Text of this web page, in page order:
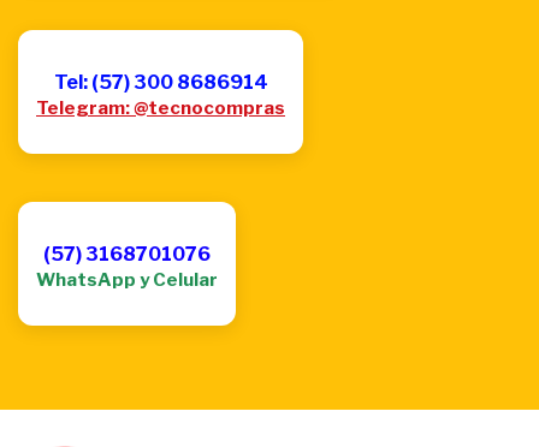
Tel: (57) 300 8686914
Telegram: @tecnocompras
(57) 3168701076
WhatsApp y Celular